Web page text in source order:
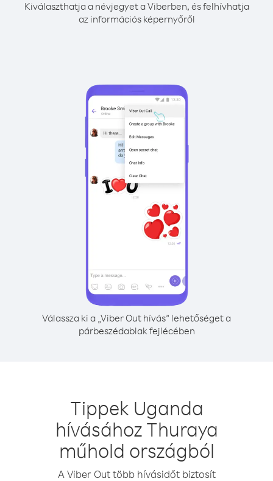
Kiválaszthatja a névjegyet a Viberben, és felhívhatja
az információs képernyőről
Válassza ki a „Viber Out hívás” lehetőséget a
párbeszédablak fejlécében
Tippek Uganda
hívásához Thuraya
műhold országból
A Viber Out több hívásidőt biztosít